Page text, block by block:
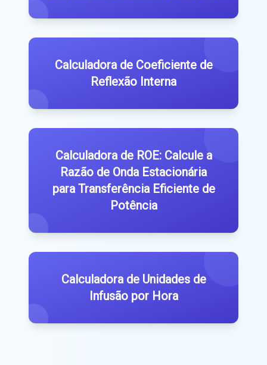
Calculadora de Coeficiente de
Reflexão Interna
Calculadora de ROE: Calcule a
Razão de Onda Estacionária
para Transferência Eficiente de
Potência
Calculadora de Unidades de
Infusão por Hora